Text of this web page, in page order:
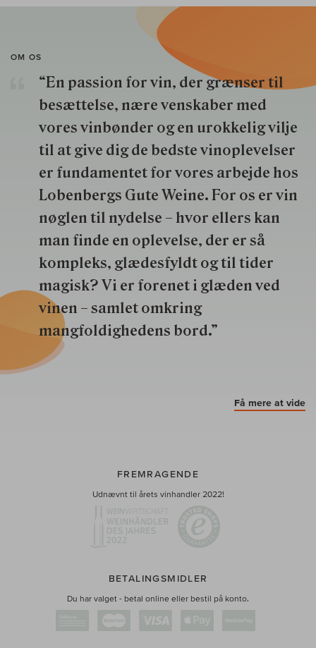
OM OS
“En passion for vin, der grænser til
besættelse, nære venskaber med
vores vinbønder og en urokkelig vilje
til at give dig de bedste vinoplevelser
er fundamentet for vores arbejde hos
Lobenbergs Gute Weine. For os er vin
nøglen til nydelse – hvor ellers kan
man finde en oplevelse, der er så
kompleks, glædesfyldt og til tider
magisk? Vi er forenet i glæden ved
vinen – samlet omkring
mangfoldighedens bord.”
Få mere at vide
FREMRAGENDE
Udnævnt til årets vinhandler 2022!
BETALINGSMIDLER
Du har valget - betal online eller bestil på konto.